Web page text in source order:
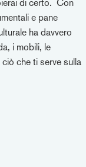
di certo. Con
e pane
ha davvero
i mobili, le
che ti serve sulla